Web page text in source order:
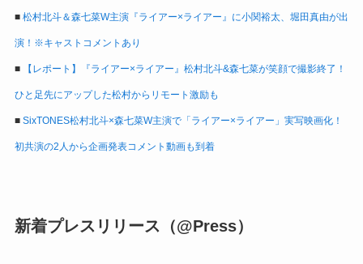
■ 松村北斗＆森七菜W主演『ライアー×ライアー』に小関裕太、堀田真由が出
演！※キャストコメントあり
■ 【レポート】『ライアー×ライアー』松村北斗&森七菜が笑顔で撮影終了！
ひと足先にアップした松村からリモート激励も
■ SixTONES松村北斗×森七菜W主演で「ライアー×ライアー」実写映画化！
初共演の2人から企画発表コメント動画も到着
新着プレスリリース（@Press）